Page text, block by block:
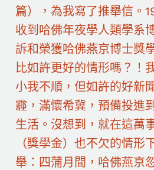
篇），為我寫了推舉信。
收到哈佛年夜學人類學系
訴和榮獲哈佛燕京博士獎
比如許更好的情形嗎？！
小我不順，但如許的好新
霾，滿懷希冀，預備投進
生活。沒想到，就在這萬
（獎學金）也不欠的情形
舉：四蒲月間，哈佛燕京